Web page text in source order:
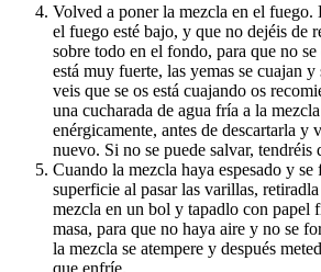
Volved a poner la mezcla en el fuego.
el fuego esté bajo, y que no dejéis de
sobre todo en el fondo, para que no
está muy fuerte, las yemas se cuajan
veis que se os está cuajando os
una cucharada de agua fría a la
enérgicamente, antes de descartarla y
nuevo. Si no se puede salvar, tendréis
Cuando la mezcla haya espesado y se
superficie al pasar las varillas,
mezcla en un bol y tapadlo con papel
masa, para que no haya aire y no se
la mezcla se atempere y después
que enfríe.